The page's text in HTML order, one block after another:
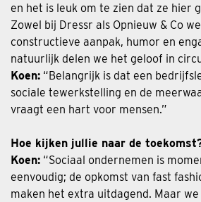
en het is leuk om te zien dat ze hier
Zowel bij Dressr als Opnieuw & Co
constructieve aanpak, humor en
natuurlijk delen we het geloof in
Koen: “Belangrijk is dat een
sociale tewerkstelling en de
vraagt een hart voor mensen.”
Hoe kijken jullie naar de
Koen: “Sociaal ondernemen is
eenvoudig; de opkomst van fast
maken het extra uitdagend. Maar